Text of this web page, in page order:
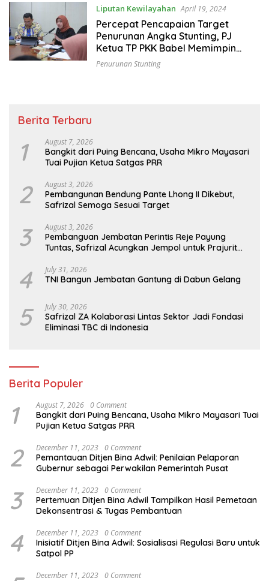
Liputan Kewilayahan April 19, 2024
Percepat Pencapaian Target
Penurunan Angka Stunting, PJ
Ketua TP PKK Babel Memimpin
Rapat Koordinasi
Penurunan Stunting
Berita Terbaru
1 August 7, 2026
Bangkit dari Puing Bencana, Usaha Mikro Mayasari
Tuai Pujian Ketua Satgas PRR
2 August 3, 2026
Pembangunan Bendung Pante Lhong II Dikebut,
Safrizal Semoga Sesuai Target
3 August 3, 2026
Pembanguan Jembatan Perintis Reje Payung
Tuntas, Safrizal Acungkan Jempol untuk Prajurit
4 July 31, 2026
TNI Bangun Jembatan Gantung di Dabun Gelang
5 July 30, 2026
Safrizal ZA Kolaborasi Lintas Sektor Jadi Fondasi
Eliminasi TBC di Indonesia
Berita Populer
1 August 7, 2026 0 Comment
Bangkit dari Puing Bencana, Usaha Mikro Mayasari Tuai
Pujian Ketua Satgas PRR
2 December 11, 2023 0 Comment
Pemantauan Ditjen Bina Adwil: Penilaian Pelaporan
Gubernur sebagai Perwakilan Pemerintah Pusat
3 December 11, 2023 0 Comment
Pertemuan Ditjen Bina Adwil Tampilkan Hasil Pemetaan
Dekonsentrasi & Tugas Pembantuan
4 December 11, 2023 0 Comment
Inisiatif Ditjen Bina Adwil: Sosialisasi Regulasi Baru untuk
Satpol PP
December 11, 2023 0 Comment